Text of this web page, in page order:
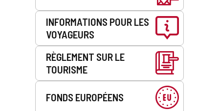
INFORMATIONS POUR LES
VOYAGEURS
RÈGLEMENT SUR LE
TOURISME
FONDS EUROPÉENS